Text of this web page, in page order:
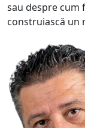
sau despre cum
construiască un